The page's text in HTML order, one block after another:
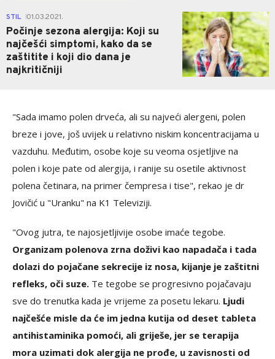
STIL 01.03.2021.
Počinje sezona alergija: Koji su
najčešći simptomi, kako da se
zaštitite i koji dio dana je
najkritičniji
0
"Sada imamo polen drveća, ali su najveći alergeni, polen
breze i jove, još uvijek u relativno niskim koncentracijama u
vazduhu. Međutim, osobe koje su veoma osjetljive na
polen i koje pate od alergija, i ranije su osetile aktivnost
polena četinara, na primer čempresa i tise", rekao je dr
Jovičić u "Uranku" na K1 Televiziji.
"Ovog jutra, te najosjetljivije osobe imaće tegobe.
Organizam polenova zrna doživi kao napadača i tada
dolazi do pojačane sekrecije iz nosa, kijanje je zaštitni
refleks, oči suze. Te tegobe se progresivno pojačavaju
sve do trenutka kada je vrijeme za posetu lekaru. Ljudi
najčešće misle da će im jedna kutija od deset tableta
antihistaminika pomoći, ali griješe, jer se terapija
mora uzimati dok alergija ne prođe, u zavisnosti od